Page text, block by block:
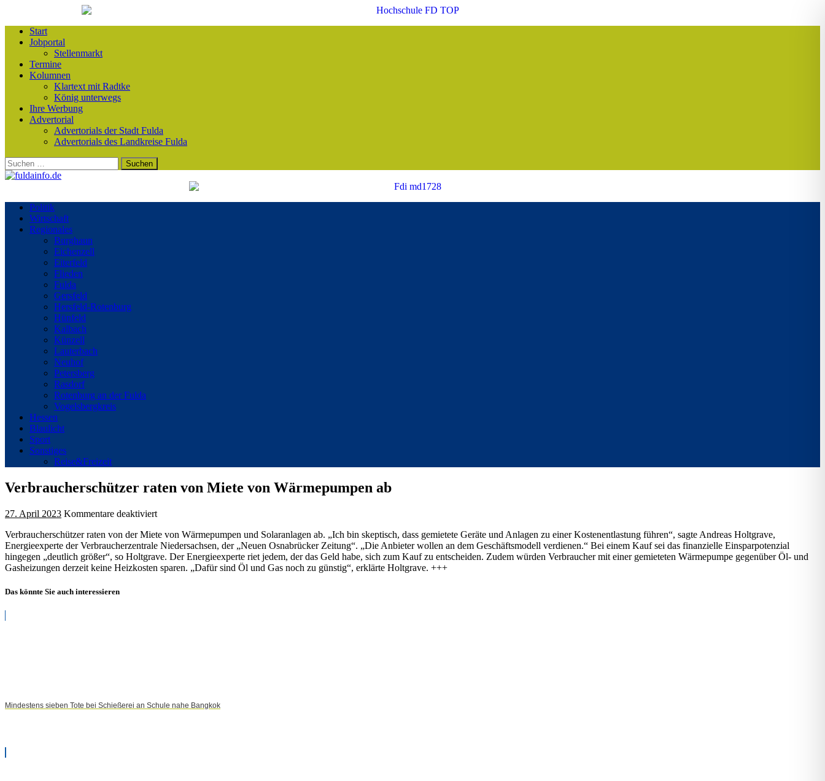
Start
Jobportal
Stellenmarkt
Termine
Kolumnen
Klartext mit Radtke
König unterwegs
Ihre Werbung
Advertorial
Advertorials der Stadt Fulda
Advertorials des Landkreise Fulda
Suchen
nach:
Politik
Wirtschaft
Regionales
Burghaun
Eichenzell
Eiterfeld
Flieden
Fulda
Gersfeld
Hersfeld-Rotenburg
Hünfeld
Kalbach
Künzell
Lauterbach
Neuhof
Petersberg
Rasdorf
Rotenburg an der Fulda
Vogelsbergkreis
Hessen
Blaulicht
Sport
Sonstiges
Reise&Freizeit
Verbraucherschützer raten von Miete von Wärmepumpen ab
27. April 2023 Kommentare deaktiviertfür
raten
von
Miete
von
Verbraucherschützer raten von der Miete von Wärmepumpen und Solaranlagen ab. „Ich bin skeptisch, dass gemietete Geräte und Anlagen zu einer Kostenentlastung führen“, sagte Andreas Holtgrave,
Energieexperte der Verbraucherzentrale Niedersachsen, der „Neuen Osnabrücker Zeitung“. „Die Anbieter wollen an dem Geschäftsmodell verdienen.“ Bei einem Kauf sei das finanzielle Einsparpotenzial
hingegen „deutlich größer“, so Holtgrave. Der Energieexperte riet jedem, der das Geld habe, sich zum Kauf zu entscheiden. Zudem würden Verbraucher mit einer gemieteten Wärmepumpe gegenüber Öl- und
Gasheizungen derzeit keine Heizkosten sparen. „Dafür sind Öl und Gas noch zu günstig“, erklärte Holtgrave. +++
Das könnte Sie auch interessieren
Mindestens sieben Tote bei Schießerei an Schule nahe Bangkok